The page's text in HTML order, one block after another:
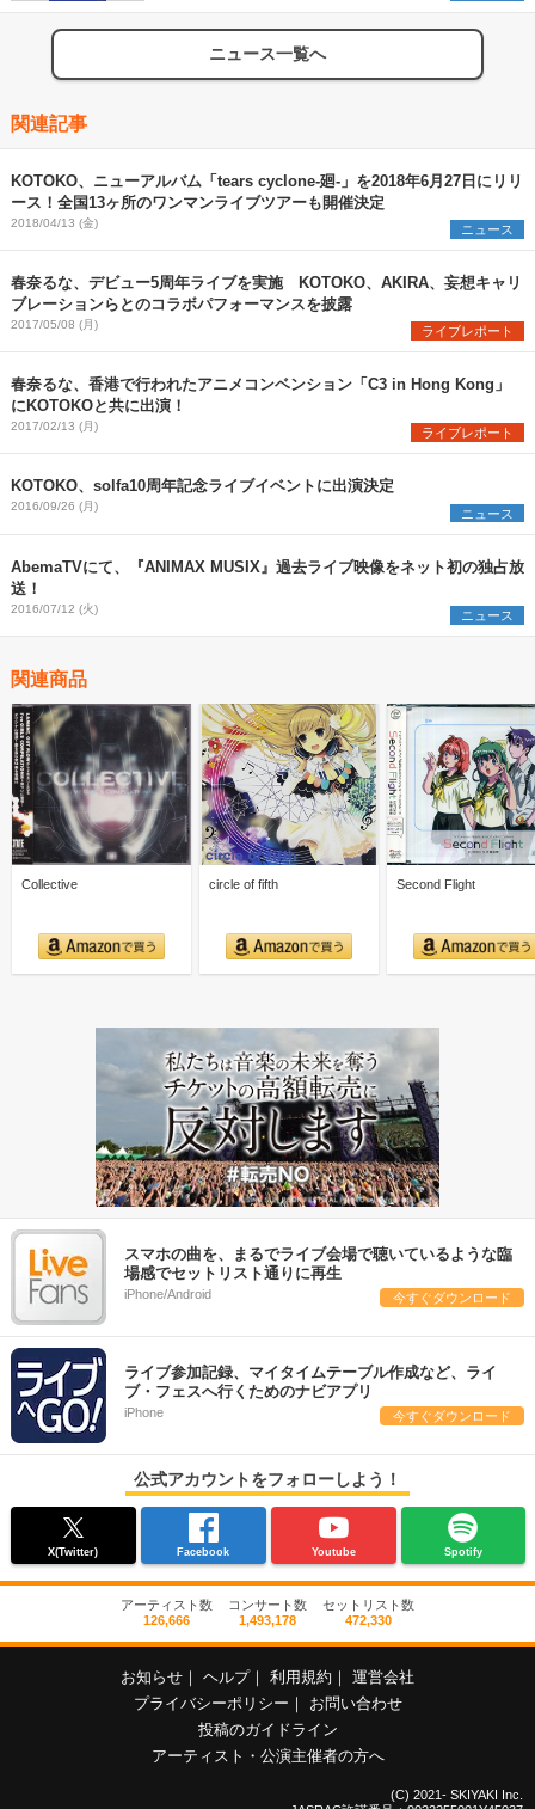
ニュース一覧へ
関連記事
KOTOKO、ニューアルバム「tears cyclone-廻-」を2018年6月27日にリリ
ース！全国13ヶ所のワンマンライブツアーも開催決定
2018/04/13 (金) ニュース
春奈るな、デビュー5周年ライブを実施 KOTOKO、AKIRA、妄想キャリ
ブレーションらとのコラボパフォーマンスを披露
2017/05/08 (月) ライブレポート
春奈るな、香港で行われたアニメコンベンション「C3 in Hong Kong」
にKOTOKOと共に出演！
2017/02/13 (月) ライブレポート
KOTOKO、solfa10周年記念ライブイベントに出演決定
2016/09/26 (月) ニュース
AbemaTVにて、『ANIMAX MUSIX』過去ライブ映像をネット初の独占放
送！
2016/07/12 (火) ニュース
関連商品
Collective circle of fifth Second Flight
スマホの曲を、まるでライブ会場で聴いているような臨
場感でセットリスト通りに再生
iPhone/Android 今すぐダウンロード
ライブ参加記録、マイタイムテーブル作成など、ライ
ブ・フェスへ行くためのナビアプリ
iPhone 今すぐダウンロード
公式アカウントをフォローしよう！
X(Twitter) Facebook Youtube Spotify
アーティスト数
126,666
コンサート数
1,493,178
セットリスト数
472,330
お知らせ ｜ ヘルプ｜ 利用規約 ｜ 運営会社
プライバシーポリシー ｜
お問い合わせ
投稿のガイドライン
アーティスト・公演主催者の方へ
(C) 2021- SKIYAKI Inc.